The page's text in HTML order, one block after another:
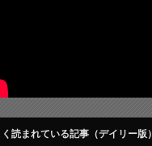
読まれている記事（デイリー版）